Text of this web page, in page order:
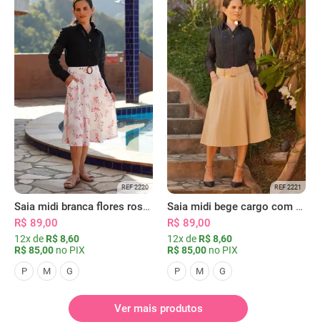
REF 2220
Saia midi branca flores rosas com bolsos
R$ 89,00
12x de R$ 8,60
R$ 85,00 no PIX
P M G
REF 2221
Saia midi bege cargo com bolsos
R$ 89,00
12x de R$ 8,60
R$ 85,00 no PIX
P M G
Ver mais produtos